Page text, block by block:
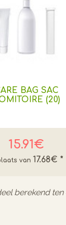
BAG SAC
(20)
15.91€
17.68€ *
berekend